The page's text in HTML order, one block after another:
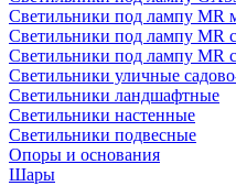
Светильники под лампу MR
Светильники под лампу MR
Светильники под лампу MR
Светильники уличные
Светильники ландшафтные
Светильники настенные
Светильники подвесные
Опоры и основания
Шары